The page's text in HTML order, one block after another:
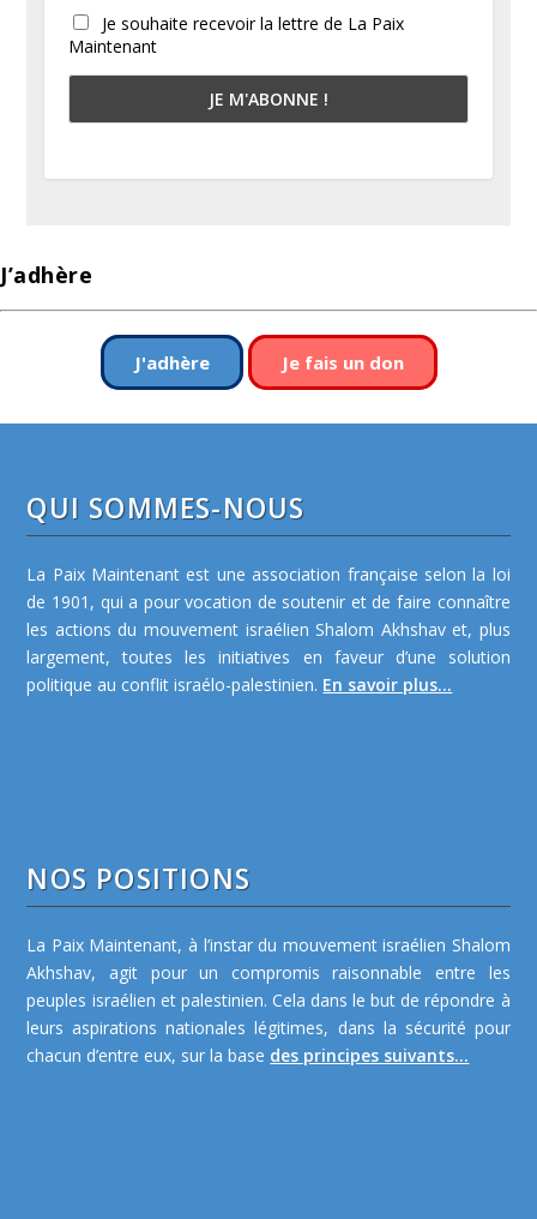
Je souhaite recevoir la lettre de La Paix
Maintenant
J’adhère
J'adhère Je fais un don
QUI SOMMES-NOUS
La Paix Maintenant est une association française selon la loi
de 1901, qui a pour vocation de soutenir et de faire connaître
les actions du mouvement israélien Shalom Akhshav et, plus
largement, toutes les initiatives en faveur d’une solution
politique au conflit israélo-palestinien. En savoir plus...
NOS POSITIONS
La Paix Maintenant, à l’instar du mouvement israélien Shalom
Akhshav, agit pour un compromis raisonnable entre les
peuples israélien et palestinien. Cela dans le but de répondre à
leurs aspirations nationales légitimes, dans la sécurité pour
chacun d’entre eux, sur la base des principes suivants...